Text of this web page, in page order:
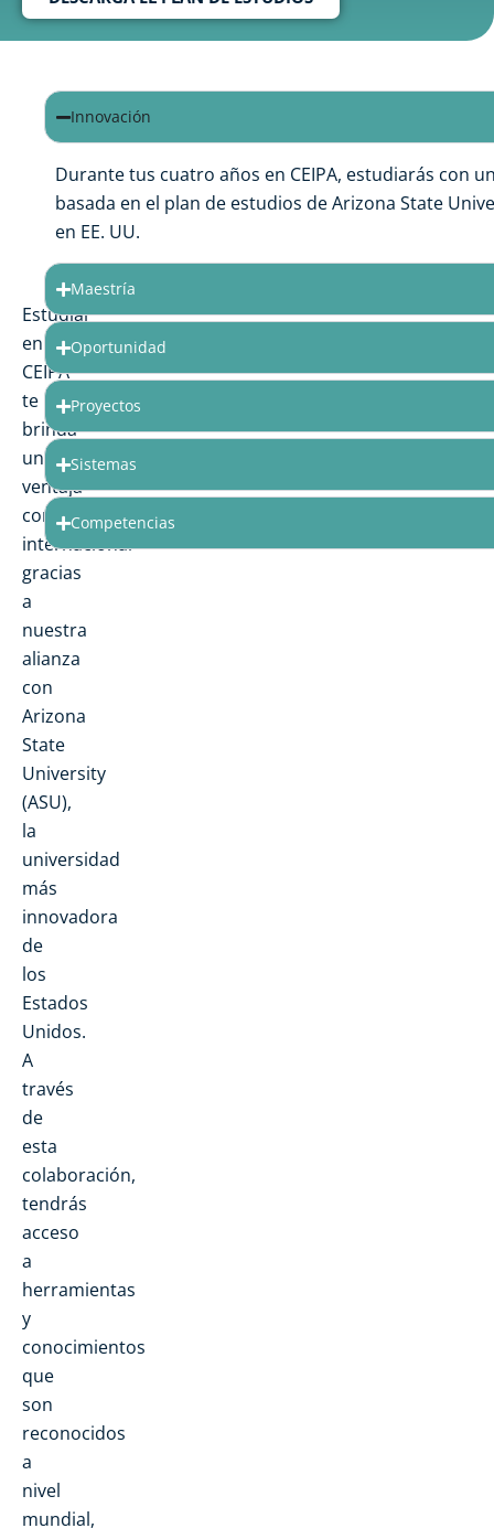
¿Por
qué
estudiar
con
nosotros?
Estudiar
en
CEIPA
te
brinda
una
ventaja
competitiva
internacional
gracias
a
nuestra
alianza
con
Arizona
State
University
(ASU),
la
universidad
más
innovadora
de
los
Estados
Unidos.
A
través
de
esta
colaboración,
tendrás
acceso
a
herramientas
y
conocimientos
que
son
reconocidos
a
nivel
mundial,
Innovación
Durante tus cuatro años en CEIPA, estudiarás con
basada en el plan de estudios de Arizona State
en EE. UU.
Maestría
Oportunidad
Proyectos
Sistemas
Competencias